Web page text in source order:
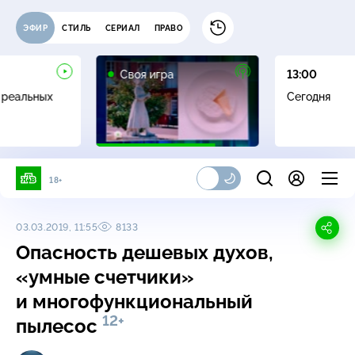
ЭФИР СТИЛЬ СЕРИАЛ ПРАВО
Своя игра
0+
13:00
Сегодня
18+
03.03.2019, 11:55 8133
Опасность дешевых духов,
«умные счетчики»
и многофункциональный
пылесос 12+